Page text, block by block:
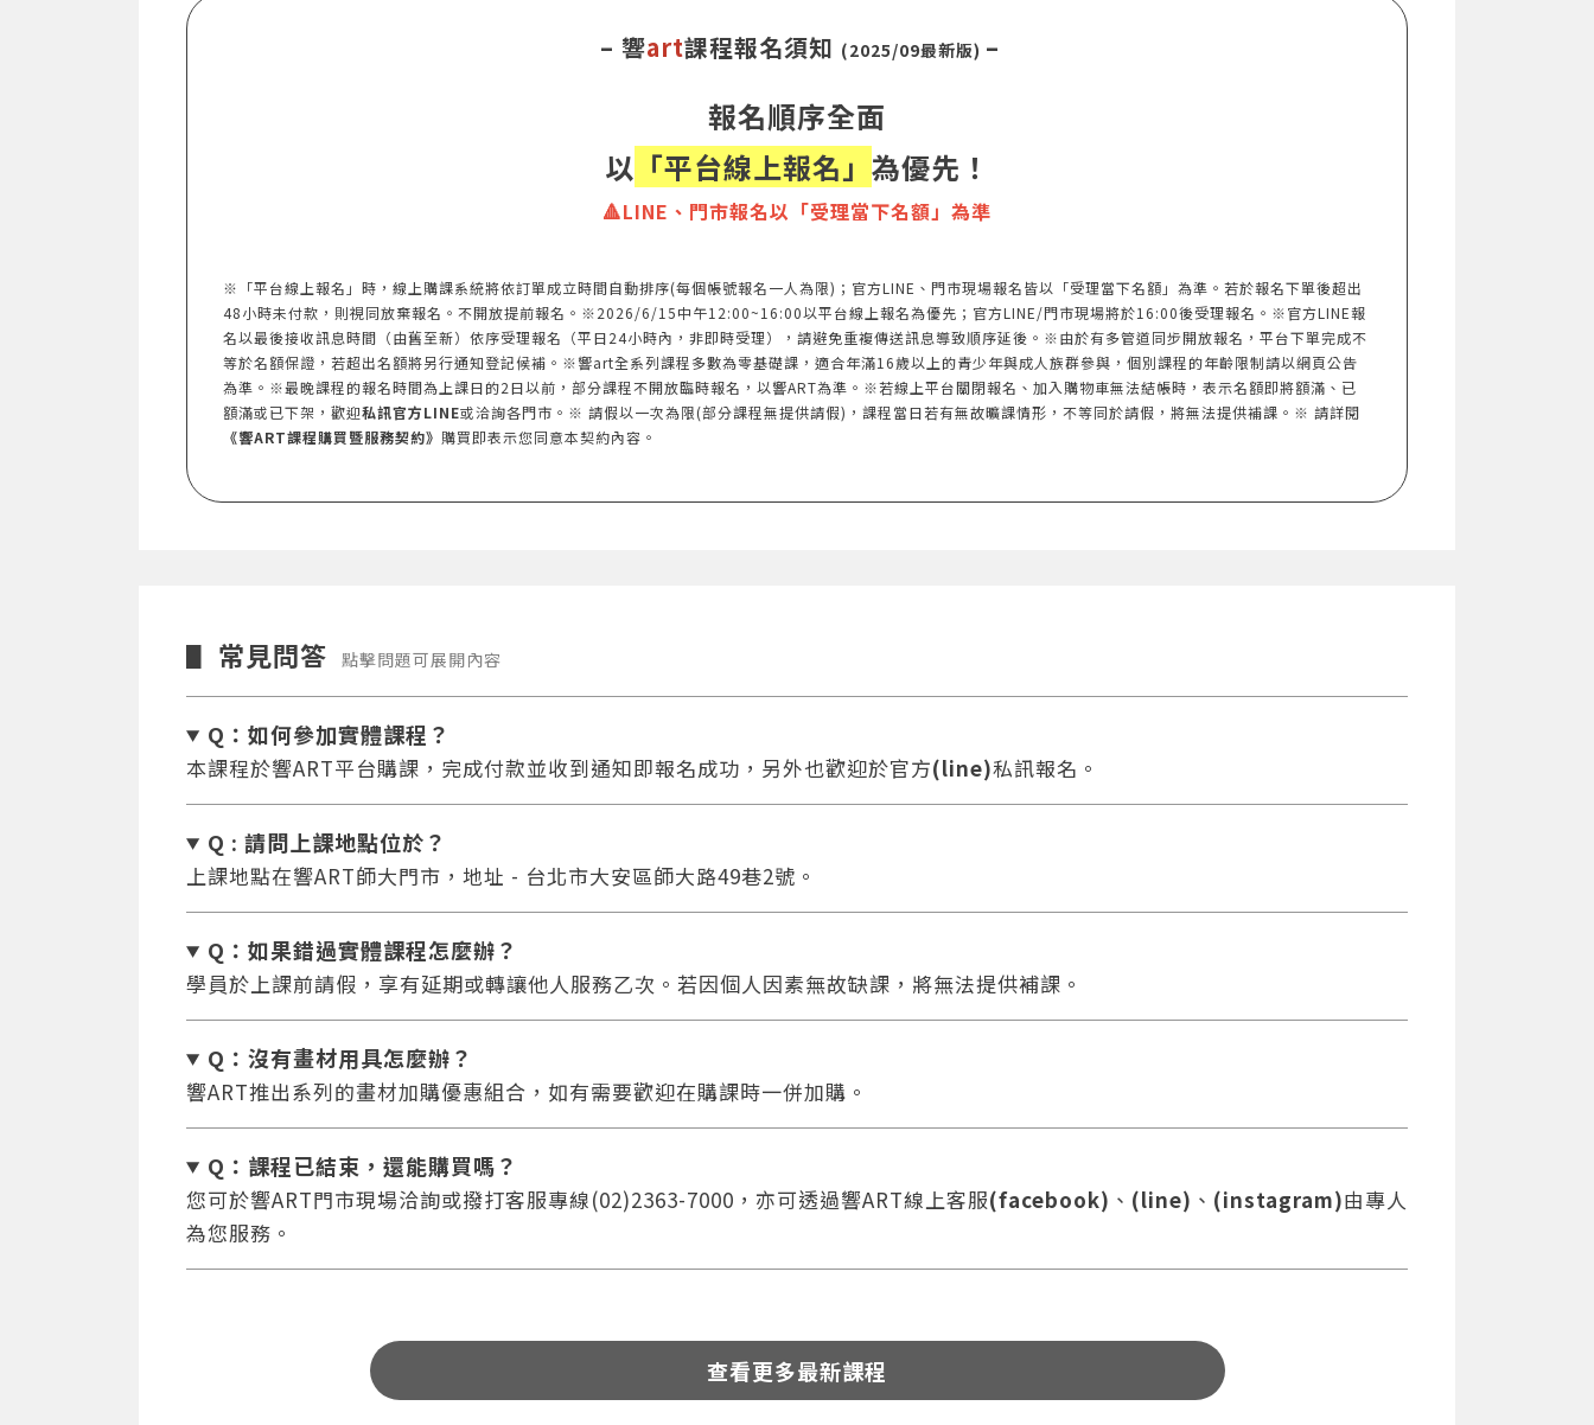
– 響art課程報名須知 (2025/09最新版) –
報名順序全面
以 「平台線上報名」 為優先！
🔺LINE、門市報名以「受理當下名額」為準
※「平台線上報名」時，線上購課系統將依訂單成立時間自動排序(每個帳號報名一人為限)；官方LINE、門市現場報名皆以「受理當下名額」為準。若於報名下單後超出
48小時未付款，則視同放棄報名。不開放提前報名。※2026/6/15中午12:00~16:00以平台線上報名為優先；官方LINE/門市現場將於16:00後受理報名。※官方LINE報
名以最後接收訊息時間（由舊至新）依序受理報名（平日24小時內，非即時受理），請避免重複傳送訊息導致順序延後。※由於有多管道同步開放報名，平台下單完成不
等於名額保證，若超出名額將另行通知登記候補。※響art全系列課程多數為零基礎課，適合年滿16歲以上的青少年與成人族群參與，個別課程的年齡限制請以網頁公告
為準。※最晚課程的報名時間為上課日的2日以前，部分課程不開放臨時報名，以響ART為準。※若線上平台關閉報名、加入購物車無法結帳時，表示名額即將額滿、已
額滿或已下架，歡迎私訊官方LINE或洽詢各門市。※ 請假以一次為限(部分課程無提供請假)，課程當日若有無故曠課情形，不等同於請假，將無法提供補課。※ 請詳閱
《響ART課程購買暨服務契約》 購買即表示您同意本契約內容。
▋ 常見問答 點擊問題可展開內容
Q：如何參加實體課程？
本課程於響ART平台購課，完成付款並收到通知即報名成功，另外也歡迎於官方(line)私訊報名。
Q : 請問上課地點位於？
上課地點在響ART師大門市，地址 - 台北市大安區師大路49巷2號。
Q：如果錯過實體課程怎麼辦？
學員於上課前請假，享有延期或轉讓他人服務乙次。若因個人因素無故缺課，將無法提供補課。
Q：沒有畫材用具怎麼辦？
響ART推出系列的畫材加購優惠組合，如有需要歡迎在購課時一併加購。
Q：課程已結束，還能購買嗎？
您可於響ART門市現場洽詢或撥打客服專線(02)2363-7000，亦可透過響ART線上客服(facebook) 、 (line) 、 (instagram)由專人
為您服務。
查看更多最新課程